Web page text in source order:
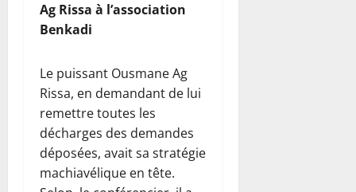
Ag Rissa à l’association
Benkadi
Le puissant Ousmane Ag
Rissa, en demandant de lui
remettre toutes les
décharges des demandes
déposées, avait sa stratégie
machiavélique en tête.